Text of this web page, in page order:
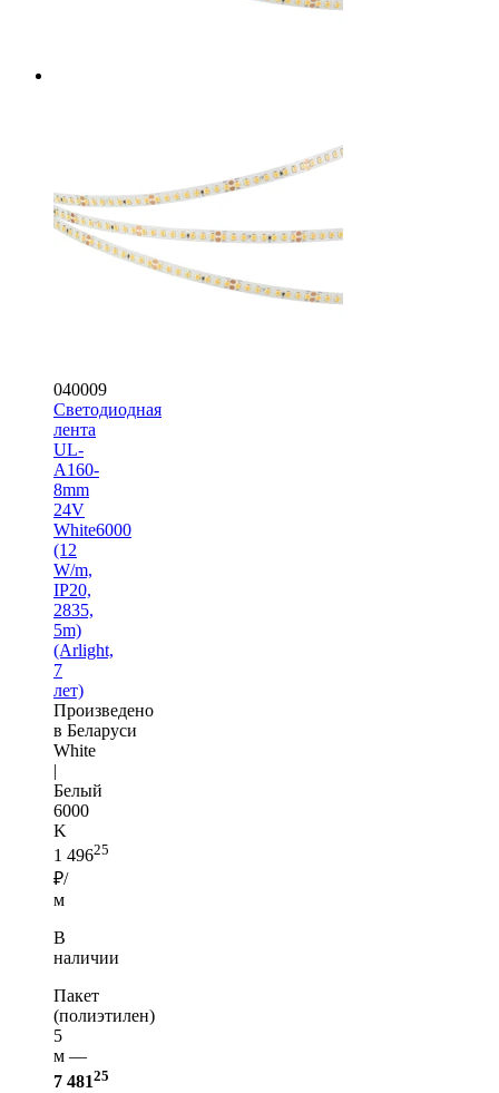
040009
Светодиодная
лента
UL-
A160-
8mm
24V
White6000
(12
W/m,
IP20,
2835,
5m)
(Arlight,
7
лет)
Произведено
в Беларуси
White
|
Белый
6000
K
1 49625
₽/
м
В
наличии
Пакет
(полиэтилен)
5
м —
7 48125